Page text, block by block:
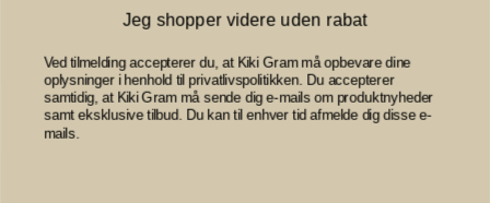
VIS PRODUKT
Jeg shopper videre uden rabat
Ved tilmelding accepterer du, at Kiki Gram må opbevare dine
oplysninger i henhold til privatlivspolitikken. Du accepterer
samtidig, at Kiki Gram må sende dig e-mails om produktnyheder
samt eksklusive tilbud. Du kan til enhver tid afmelde dig disse e-
mails.